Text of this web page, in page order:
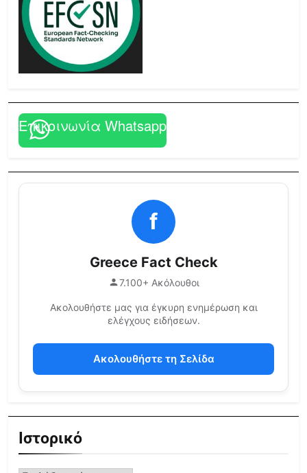
Επικοινωνία Whatsapp
f
Greece Fact Check
7.100+ Ακόλουθοι
Ακολουθήστε μας για έγκυρη ενημέρωση και
ελέγχους ειδήσεων.
Ακολουθήστε τη Σελίδα
Ιστορικό